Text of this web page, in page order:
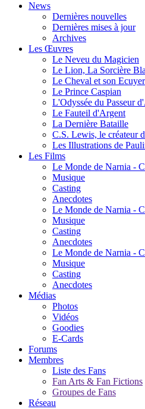
News
Dernières nouvelles
Dernières mises à jour
Archives
Les Œuvres
Le Neveu du Magicien
Le Lion, La Sorcière
Le Cheval et son Ecuyer
Le Prince Caspian
L'Odyssée du Passeur
Le Fauteil d'Argent
La Dernière Bataille
C.S. Lewis, le créateur
Les Illustrations de
Les Films
Le Monde de Narnia -
Musique
Casting
Anecdotes
Le Monde de Narnia -
Musique
Casting
Anecdotes
Le Monde de Narnia -
Musique
Casting
Anecdotes
Médias
Photos
Vidéos
Goodies
E-Cards
Forums
Membres
Liste des Fans
Fan Arts & Fan Fictions
Groupes de Fans
Réseau